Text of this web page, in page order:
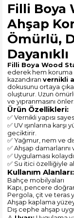
Filli Boya
Ahşap
Ömürlü,
Dayanıklı
Filli Boya Wood
ederek hem
kazandıran vernikli
dokusunu ortaya
oluşturur. Uzun
ve yıpranmasını önler.
Ürün Özellikleri:
✅ Vernikli yapısı
✅ UV ışınlarına
geciktirir.
✅ Yağmur, nem ve
✅ Ahşap
✅ Uygulaması
✅ Su itici özelliğiyle
Kullanım Alanları:
Bahçe mobilyaları
Kapı, pencere
Pergola, çit ve teras
Ahşap kaplama
Dış cephe ahşap